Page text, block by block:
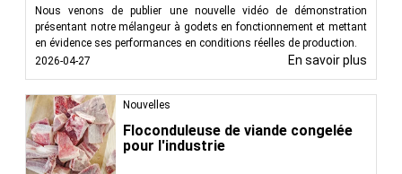
Nous venons de publier une nouvelle vidéo de démonstration
présentant notre mélangeur à godets en fonctionnement et mettant
en évidence ses performances en conditions réelles de production.
2026-04-27
En savoir plus
Nouvelles
Floconduleuse de viande congelée
pour l'industrie